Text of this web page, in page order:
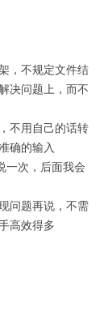
，不规定文件结
决问题上，而不
不用自己的话转
确的输入
次，后面我会
问题再说，不需
高效得多